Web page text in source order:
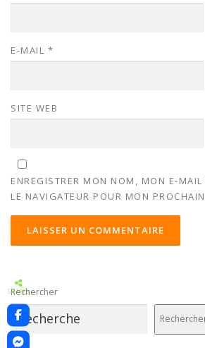
E-MAIL *
SITE WEB
ENREGISTRER MON NOM, MON E-
LE NAVIGATEUR POUR MON
Rechercher
SHARES